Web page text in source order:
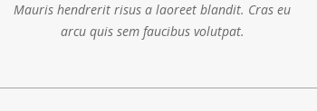
Mauris hendrerit risus a laoreet blandit. Cras eu
arcu quis sem faucibus volutpat.